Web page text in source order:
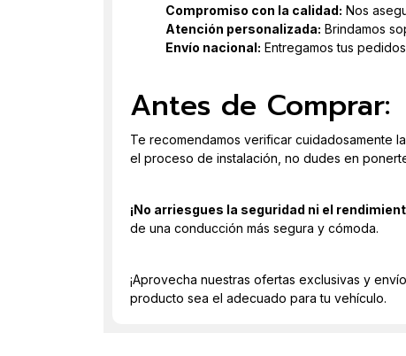
Compromiso con la calidad: Nos
Atención personalizada: Brindamos
Envío nacional: Entregamos tus
Antes de Comprar:
Te recomendamos verificar cuidadosamente
el proceso de instalación, no dudes en
¡No arriesgues la seguridad ni el
de una conducción más segura y cómoda.
¡Aprovecha nuestras ofertas exclusivas y
producto sea el adecuado para tu vehículo.